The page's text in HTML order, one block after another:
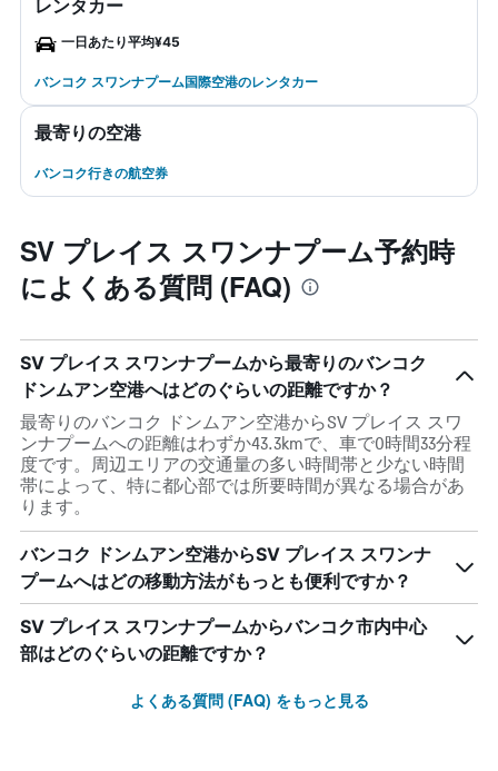
レンタカー
一日あたり平均¥45
バンコク スワンナプーム国際空港のレンタカー
最寄りの空港
バンコク行きの航空券
SV プレイス スワンナプーム予約時
によくある質問 (FAQ)
SV プレイス スワンナプームから最寄りのバンコク
ドンムアン空港へはどのぐらいの距離ですか？
最寄りのバンコク ドンムアン空港からSV プレイス スワ
ンナプームへの距離はわずか43.3kmで、車で0時間33分程
度です。周辺エリアの交通量の多い時間帯と少ない時間
帯によって、特に都心部では所要時間が異なる場合があ
ります。
バンコク ドンムアン空港からSV プレイス スワンナ
プームへはどの移動方法がもっとも便利ですか？
SV プレイス スワンナプームからバンコク市内中心
部はどのぐらいの距離ですか？
よくある質問 (FAQ) をもっと見る